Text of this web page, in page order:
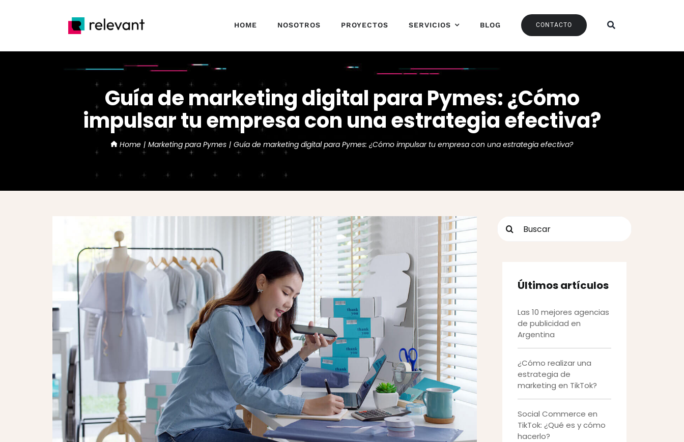
HOME NOSOTROS PROYECTOS SERVICIOS BLOG CONTACTO
Guía de marketing digital para Pymes: ¿Cómo
impulsar tu empresa con una estrategia efectiva?
Home Marketing para Pymes Guía de marketing digital para Pymes: ¿Cómo impulsar tu empresa con una estrategia efectiva?
Últimos artículos
Las 10 mejores agencias
de publicidad en
Argentina
¿Cómo realizar una
estrategia de
marketing en TikTok?
Social Commerce en
TikTok: ¿Qué es y cómo
hacerlo?